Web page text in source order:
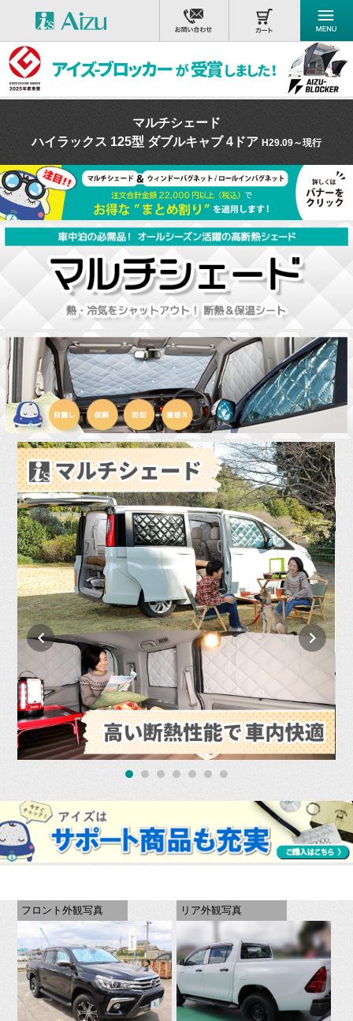
マルチシェード
ハイラックス 125型 ダブルキャブ 4ドア H29.09～現行
フロント外観写真 リア外観写真